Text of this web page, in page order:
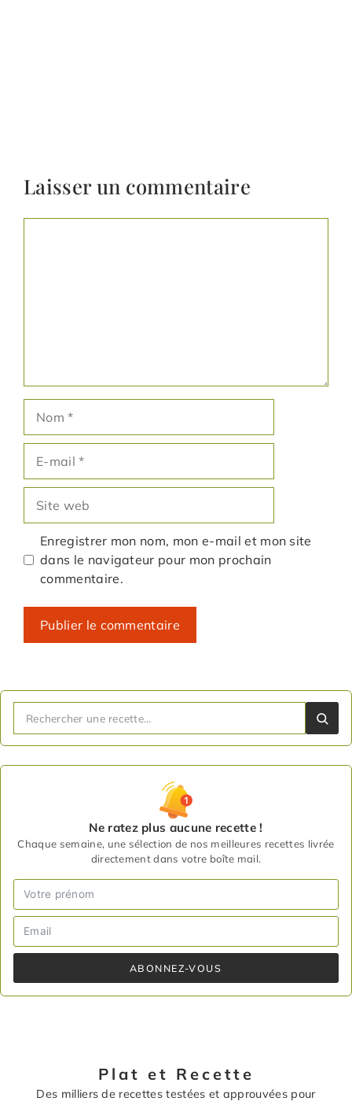
Laisser un commentaire
mail
web
Enregistrer mon nom, mon e-mail et mon site
dans le navigateur pour mon prochain
commentaire.
Ne ratez plus aucune recette !
Chaque semaine, une sélection de nos meilleures recettes livrée
directement dans votre boîte mail.
ABONNEZ-VOUS
Plat et Recette
Des milliers de recettes testées et approuvées pour